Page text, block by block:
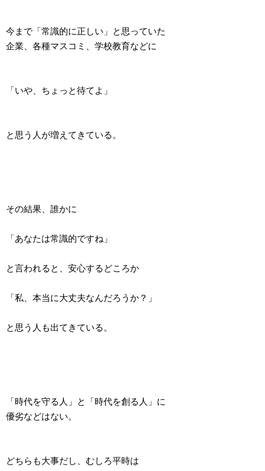
今まで「常識的に正しい」と思っていた
企業、各種マスコミ、学校教育などに
「いや、ちょっと待てよ」
と思う人が増えてきている。
その結果、誰かに
「あなたは常識的ですね」
と言われると、安心するどころか
「私、本当に大丈夫なんだろうか？」
と思う人も出てきている。
「時代を守る人」と「時代を創る人」に
優劣などはない。
どちらも大事だし、むしろ平時は